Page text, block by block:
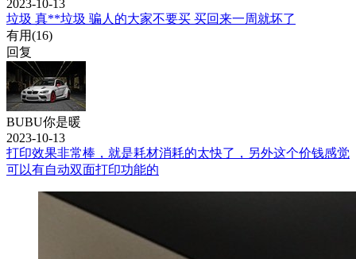
2023-10-13
垃圾 真**垃圾 骗人的大家不要买 买回来一周就坏了
有用(16)
回复
BUBU你是暖
2023-10-13
打印效果非常棒，就是耗材消耗的太快了，另外这个价钱感觉
可以有自动双面打印功能的